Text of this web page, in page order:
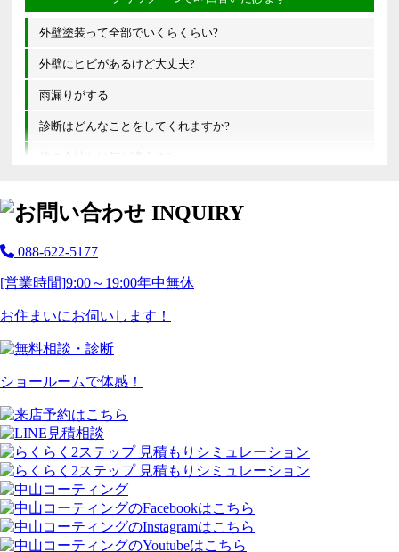
外壁塗装って全部でいくらくらい?
外壁にヒビがあるけど大丈夫?
雨漏りがする
診断はどんなことをしてくれますか?
他の会社とは何が違うの?
088-622-5177
[営業時間]9:00～19:00年中無休
お住まいにお伺いします！
ショールームで体感！